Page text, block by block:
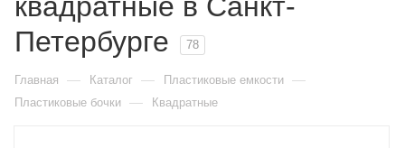
Петербурге
78
Главная — Каталог — Пластиковые емкости —
Пластиковые бочки — Квадратные